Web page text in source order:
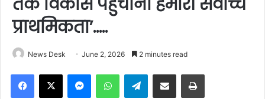
प्राथमिकता’…..
News Desk June 2, 2026 2 minutes read
Facebook
X MessengerWhatsAppTelegramShare via Email Print